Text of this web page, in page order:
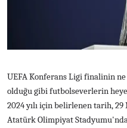
UEFA Konferans Ligi finalinin ne
olduğu gibi futbolseverlerin
2024 yılı için belirlenen tarih,
Atatürk Olimpiyat